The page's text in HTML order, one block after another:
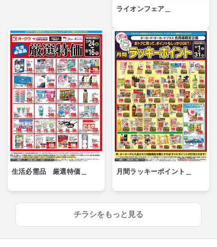
ライオンフェア＿
生活必需品 厳選特価＿ 月間ラッキーポイント＿
チラシをもっと見る